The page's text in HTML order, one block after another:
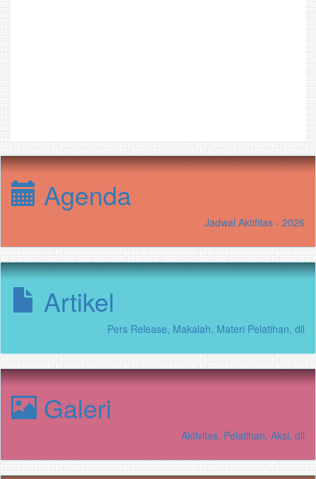
Agenda
Jadwal Aktifitas - 2026
Artikel
Pers Release, Makalah, Materi Pelatihan, dll
Galeri
Aktivitas, Pelatihan, Aksi, dll